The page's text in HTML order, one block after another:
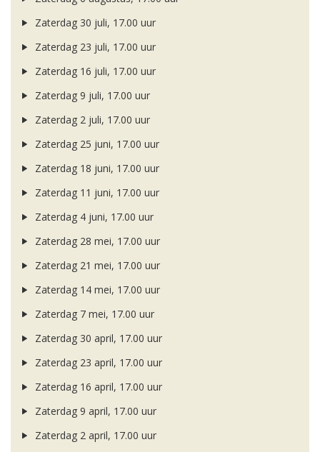
Zaterdag 30 juli, 17.00 uur
Zaterdag 23 juli, 17.00 uur
Zaterdag 16 juli, 17.00 uur
Zaterdag 9 juli, 17.00 uur
Zaterdag 2 juli, 17.00 uur
Zaterdag 25 juni, 17.00 uur
Zaterdag 18 juni, 17.00 uur
Zaterdag 11 juni, 17.00 uur
Zaterdag 4 juni, 17.00 uur
Zaterdag 28 mei, 17.00 uur
Zaterdag 21 mei, 17.00 uur
Zaterdag 14 mei, 17.00 uur
Zaterdag 7 mei, 17.00 uur
Zaterdag 30 april, 17.00 uur
Zaterdag 23 april, 17.00 uur
Zaterdag 16 april, 17.00 uur
Zaterdag 9 april, 17.00 uur
Zaterdag 2 april, 17.00 uur